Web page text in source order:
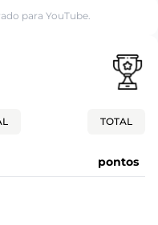
para YouTube.
TOTAL
pontos